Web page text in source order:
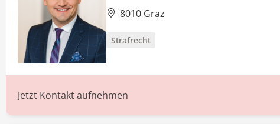
8010 Graz
Strafrecht
Jetzt Kontakt aufnehmen